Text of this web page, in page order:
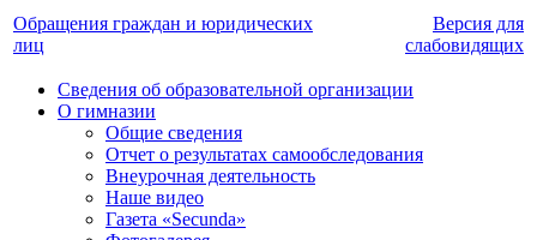
Обращения граждан и юридических
лиц
Версия для
слабовидящих
Сведения об образовательной организации
О гимназии
Общие сведения
Отчет о результатах самообследования
Внеурочная деятельность
Наше видео
Газета «Secunda»